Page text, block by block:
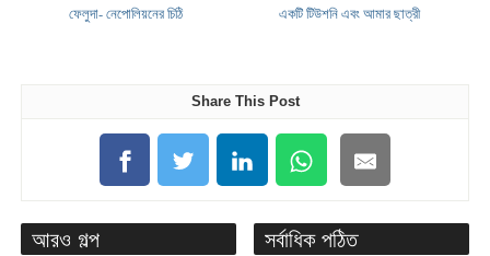
ফেলুদা- নেপোলিয়নের চিঠি একটি টিউশনি এবং আমার ছাত্রী
Share This Post
আরও গল্প সর্বাধিক পঠিত